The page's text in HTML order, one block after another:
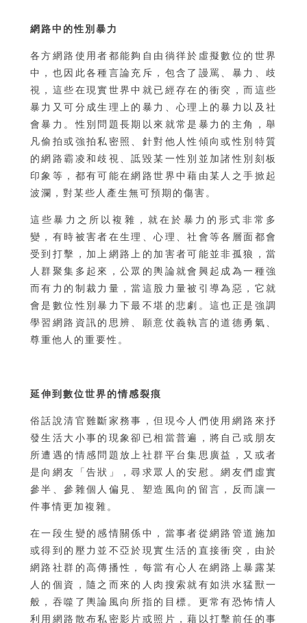
網路中的性別暴力
各方網路使用者都能夠自由徜徉於虛擬數位的世界
中，也因此各種言論充斥，包含了謾罵、暴力、歧
視，這些在現實世界中就已經存在的衝突，而這些
暴力又可分成生理上的暴力、心理上的暴力以及社
會暴力。性別問題長期以來就常是暴力的主角，舉
凡偷拍或強拍私密照、針對他人性傾向或性別特質
的網路霸凌和歧視、詆毀某一性別並加諸性別刻板
印象等，都有可能在網路世界中藉由某人之手掀起
波瀾，對某些人產生無可預期的傷害。
這些暴力之所以複雜，就在於暴力的形式非常多
變，有時被害者在生理、心理、社會等各層面都會
受到打擊，加上網路上的加害者可能並非孤狼，當
人群聚集多起來，公眾的輿論就會興起成為一種強
而有力的制裁力量，當這股力量被引導為惡，它就
會是數位性別暴力下最不堪的悲劇。這也正是強調
學習網路資訊的思辨、願意仗義執言的道德勇氣、
尊重他人的重要性。
延伸到數位世界的情感裂痕
俗話說清官難斷家務事，但現今人們使用網路來抒
發生活大小事的現象卻已相當普遍，將自己或朋友
所遭遇的情感問題放上社群平台集思廣益，又或者
是向網友「告狀」，尋求眾人的安慰。網友們虛實
參半、參雜個人偏見、塑造風向的留言，反而讓一
件事情更加複雜。
在一段生變的感情關係中，當事者從網路管道施加
或得到的壓力並不亞於現實生活的直接衝突，由於
網路社群的高傳播性，每當有心人在網路上暴露某
人的個資，隨之而來的人肉搜索就有如洪水猛獸一
般，吞噬了輿論風向所指的目標。更常有恐怖情人
利用網路散布私密影片或照片，藉以打擊前任的事